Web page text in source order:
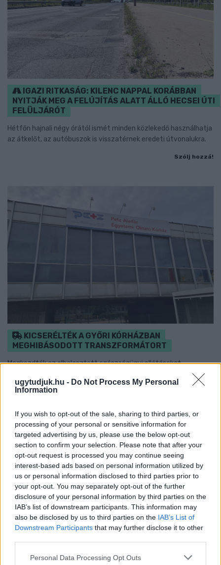
ugytudjuk.hu - Do Not Process My Personal
Information
If you wish to opt-out of the sale, sharing to third parties, or
processing of your personal or sensitive information for
targeted advertising by us, please use the below opt-out
section to confirm your selection. Please note that after your
opt-out request is processed you may continue seeing
interest-based ads based on personal information utilized by
us or personal information disclosed to third parties prior to
your opt-out. You may separately opt-out of the further
disclosure of your personal information by third parties on the
IAB’s list of downstream participants. This information may
also be disclosed by us to third parties on the IAB’s List of
Downstream Participants that may further disclose it to other
Please note that this website/app uses one or more Google
Personal Data Processing Opt Outs
IGAZI RITKASÁG: KILENC NAPPAL KORÁBBAN
NYITJÁK MEG A FELÚJÍTÁS ALATT ÁLLÓ HECSEI ÚTI
FELÜLJÁRÓT
Hétfőn hajnali négy órától ismét minden közlekedő használhatja
az átkelőt, az autóbuszok is visszatérnek eredeti útvonalukra.
Szólj hozzá!
KICSERÉLTÉK A GYŐRI KÓRHÁZBAN
MEGHIBÁSODOTT TRANSZFORMÁTORT
Megkezdték az elhalasztott egészségügyi ellátásokat.
Szólj hozzá!
KÁNIKULA 2026 - ENYHÜL A HŐSÉG, DE MÉG